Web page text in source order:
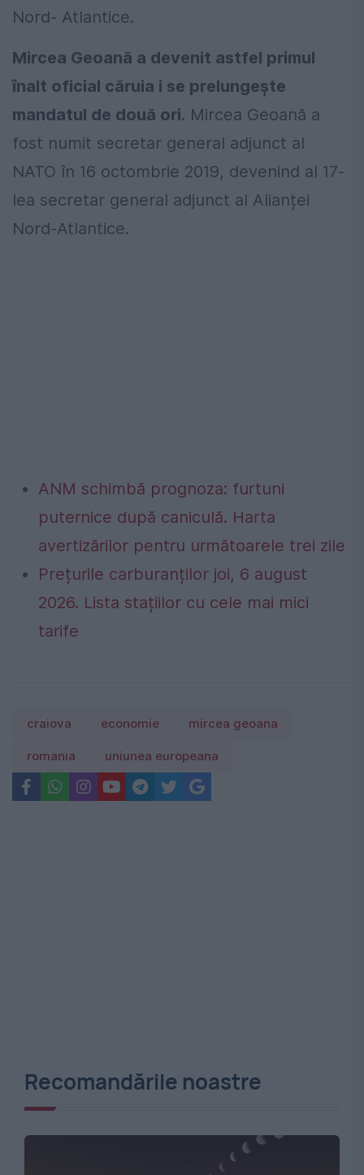
Nord- Atlantice.
Mircea Geoană a devenit astfel primul
înalt oficial căruia i se prelungește
mandatul de două ori. Mircea Geoană a
fost numit secretar general adjunct al
NATO în 16 octombrie 2019, devenind al 17-
lea secretar general adjunct al Alianței
Nord-Atlantice.
ANM schimbă prognoza: furtuni
puternice după caniculă. Harta
avertizărilor pentru următoarele trei zile
Prețurile carburanților joi, 6 august
2026. Lista stațiilor cu cele mai mici
tarife
craiova economie mircea geoana
romania uniunea europeana
Recomandările noastre